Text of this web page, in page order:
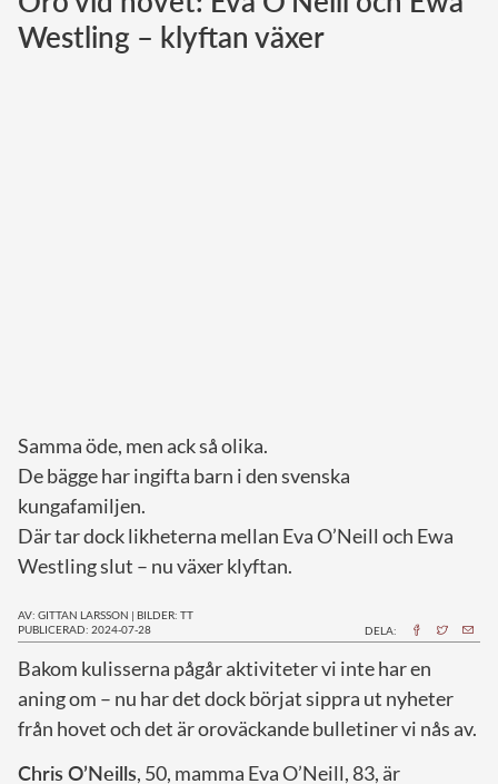
Norska kungahuset
Westling – klyftan växer
Samma öde, men ack så olika.
De bägge har ingifta barn i den svenska
kungafamiljen.
Där tar dock likheterna mellan Eva O’Neill och Ewa
Westling slut – nu växer klyftan.
AV: GITTAN LARSSON | BILDER: TT
PUBLICERAD: 2024-07-28
DELA:
Bakom kulisserna pågår aktiviteter vi inte har en
aning om – nu har det dock börjat sippra ut nyheter
från hovet och det är oroväckande bulletiner vi nås av.
Chris O’Neills, 50, mamma Eva O’Neill, 83, är